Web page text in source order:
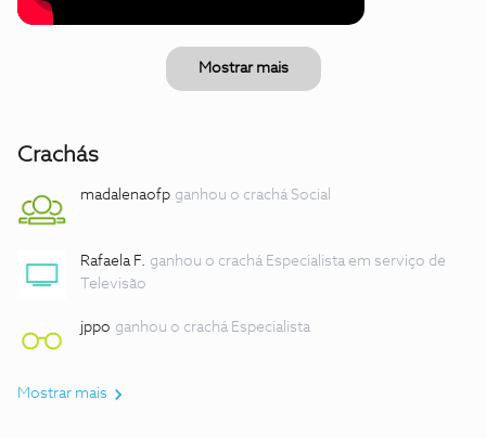
Mostrar mais
Crachás
madalenaofp ganhou o crachá Social
Rafaela F. ganhou o crachá Especialista em serviço de
Televisão
jppo ganhou o crachá Especialista
Mostrar mais